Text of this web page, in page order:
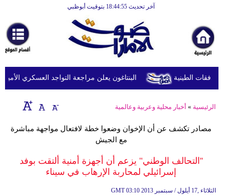
آخر تحديث 18:44:55 بتوقيت أبوظبي
أخبارعاجلة
رياضة
ثقافة
إقتصاد
وموسيقى
أزياء
البنتاغون يعلن مراجعة التواجد العسكري
الرئيسية » أخبار محلية وعربية وعالمية
مصادر تكشف عن أن الإخوان وضعوا خطة لافتعال مواجهة مباشرة
مع الجيش
''التحالف الوطني" يزعم أن أجهزة أمنية ألتقت بوفد
إسرائيلي لمحاربة الإرهاب في سيناء
GMT 03:10 2013 الثلاثاء ,17 أيلول / سبتمبر